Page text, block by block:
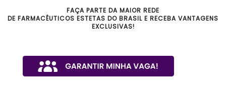
FAÇA PARTE DA MAIOR REDE
DE FARMACÊUTICOS ESTETAS DO BRASIL E RECEBA VANTAGENS
EXCLUSIVAS!